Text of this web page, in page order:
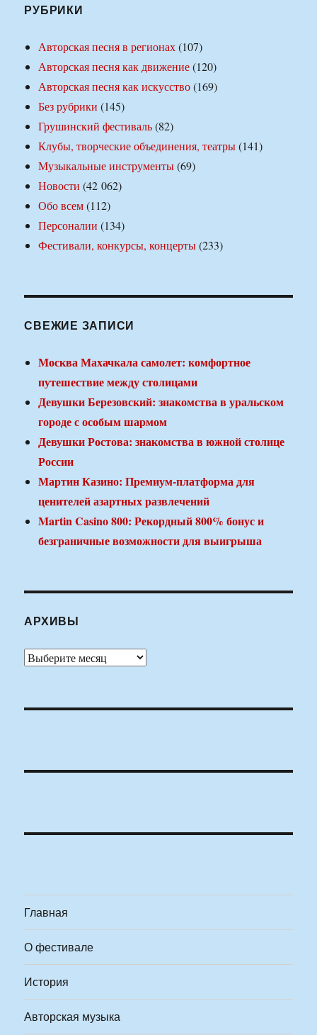
РУБРИКИ
Авторская песня в регионах(107)
Авторская песня как движение(120)
Авторская песня как искусство(169)
Без рубрики (145)
Грушинский фестиваль(82)
Клубы, творческие объединения, театры(141)
Музыкальные инструменты(69)
Новости (42 062)
Обо всем(112)
Персоналии (134)
Фестивали, конкурсы, концерты(233)
СВЕЖИЕ ЗАПИСИ
Москва Махачкала самолет: комфортное
путешествие между столицами
Девушки Березовский: знакомства в уральском
городе с особым шармом
Девушки Ростова: знакомства в южной столице
России
Мартин Казино: Премиум-платформа для
ценителей азартных развлечений
Martin Casino 800: Рекордный 800% бонус и
безграничные возможности для выигрыша
АРХИВЫ
Архивы
Главная
О фестивале
История
Авторская музыка